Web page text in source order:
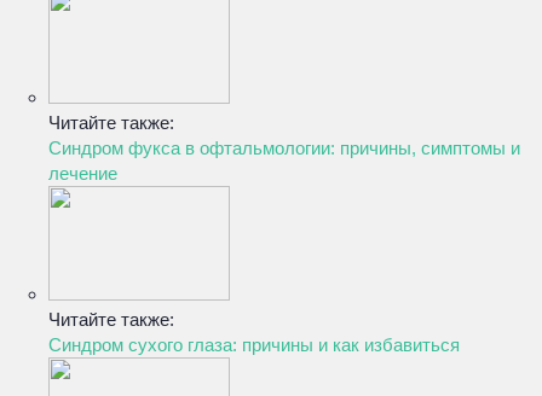
Читайте также:
Синдром фукса в офтальмологии: причины, симптомы и
лечение
Читайте также:
Синдром сухого глаза: причины и как избавиться